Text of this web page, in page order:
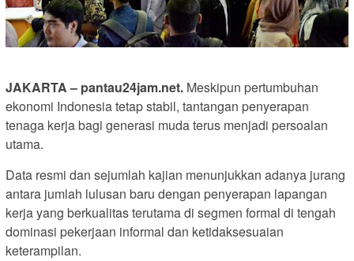
JAKARTA – pantau24jam.net. Meskipun pertumbuhan
ekonomi Indonesia tetap stabil, tantangan penyerapan
tenaga kerja bagi generasi muda terus menjadi persoalan
utama.
Data resmi dan sejumlah kajian menunjukkan adanya jurang
antara jumlah lulusan baru dengan penyerapan lapangan
kerja yang berkualitas terutama di segmen formal di tengah
dominasi pekerjaan informal dan ketidaksesuaian
keterampilan.